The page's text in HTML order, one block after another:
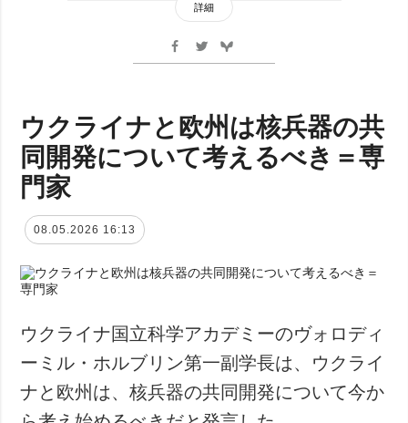
詳細
ウクライナと欧州は核兵器の共
同開発について考えるべき＝専
門家
08.05.2026 16:13
ウクライナ国立科学アカデミーのヴォロディ
ーミル・ホルブリン第一副学長は、ウクライ
ナと欧州は、核兵器の共同開発について今か